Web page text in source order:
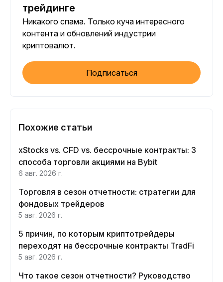
трейдинге
Никакого спама. Только куча интересного
контента и обновлений индустрии
криптовалют.
Подписаться
Похожие статьи
xStocks vs. CFD vs. бессрочные контракты: 3
способа торговли акциями на Bybit
6 авг. 2026 г.
Торговля в сезон отчетности: стратегии для
фондовых трейдеров
5 авг. 2026 г.
5 причин, по которым криптотрейдеры
переходят на бессрочные контракты TradFi
5 авг. 2026 г.
Что такое сезон отчетности? Руководство